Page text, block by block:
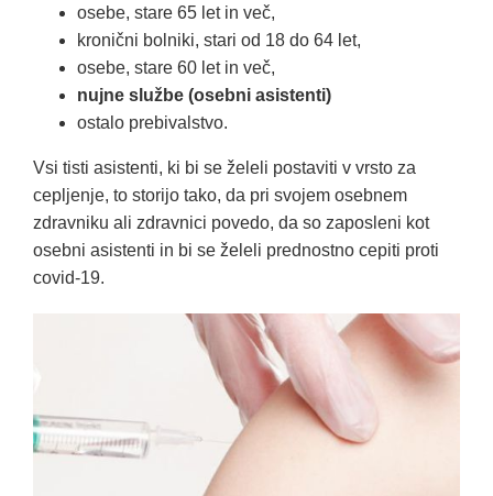
osebe, stare 65 let in več,
kronični bolniki, stari od 18 do 64 let,
osebe, stare 60 let in več,
nujne službe (osebni asistenti)
ostalo prebivalstvo.
Vsi tisti asistenti, ki bi se želeli postaviti v vrsto za
cepljenje, to storijo tako, da pri svojem osebnem
zdravniku ali zdravnici povedo, da so zaposleni kot
osebni asistenti in bi se želeli prednostno cepiti proti
covid-19.